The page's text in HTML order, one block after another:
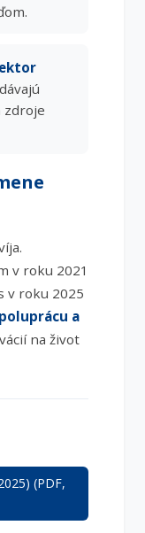
zdroje
v roku 2021
v roku 2025
a
na život
(PDF,